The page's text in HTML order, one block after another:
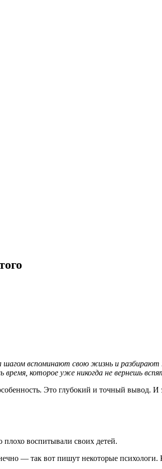
вспоминают свою жизнь и
время, которое уже никогда не вернешь
Это глубокий и точный вывод.
воспитывали своих детей.
— так вот пишут некоторые психологи.